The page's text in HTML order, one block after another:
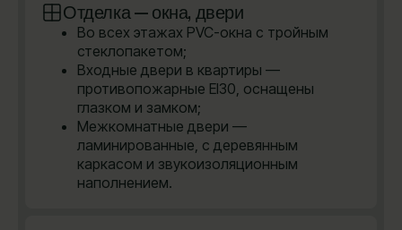
Отделка — окна, двери
Во всех этажах PVC-окна с тройным
стеклопакетом;
Входные двери в квартиры —
противопожарные EI30, оснащены
глазком и замком;
Межкомнатные двери —
ламинированные, с деревянным
каркасом и звукоизоляционным
наполнением.